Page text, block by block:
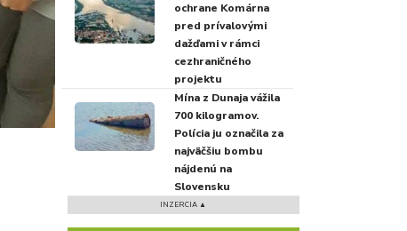
ochrane Komárna
pred prívalovými
dažďami v rámci
cezhraničného
projektu
Mína z Dunaja vážila
700 kilogramov.
Polícia ju označila za
najväčšiu bombu
nájdenú na
Slovensku
INZERCIA ▲